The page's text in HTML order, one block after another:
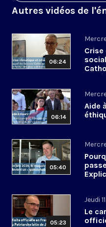
Autres vidéos de
06:24
06:14
Aide
05:40
de
05:23
Jeudi
Le